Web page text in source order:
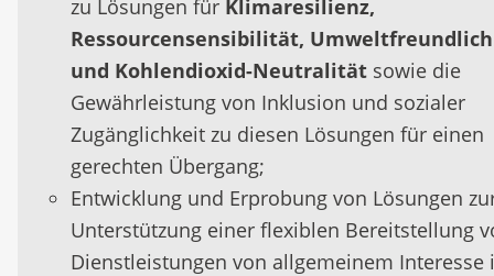
zu Lösungen für Klimaresilienz,
Ressourcensensibilität,
und Kohlendioxid-Neutralität sowie die
Gewährleistung von Inklusion und sozialer
Zugänglichkeit zu diesen Lösungen für einen
gerechten Übergang;
Entwicklung und Erprobung von Lösungen
Unterstützung einer flexiblen Bereitstellung
Dienstleistungen von allgemeinem Interesse